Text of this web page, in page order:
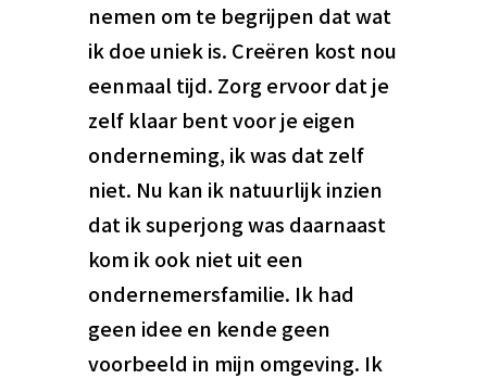
nemen om te begrijpen dat wat
ik doe uniek is. Creëren kost nou
eenmaal tijd. Zorg ervoor dat je
zelf klaar bent voor je eigen
onderneming, ik was dat zelf
niet. Nu kan ik natuurlijk inzien
dat ik superjong was daarnaast
kom ik ook niet uit een
ondernemersfamilie. Ik had
geen idee en kende geen
voorbeeld in mijn omgeving. Ik